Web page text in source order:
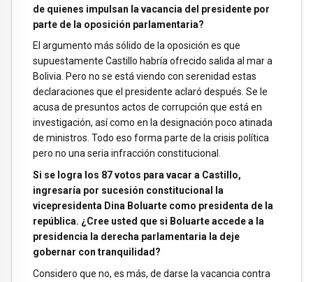
de quienes impulsan la vacancia del presidente por
parte de la oposición parlamentaria?
El argumento más sólido de la oposición es que
supuestamente Castillo habría ofrecido salida al mar a
Bolivia. Pero no se está viendo con serenidad estas
declaraciones que el presidente aclaró después. Se le
acusa de presuntos actos de corrupción que está en
investigación, así como en la designación poco atinada
de ministros. Todo eso forma parte de la crisis política
pero no una seria infracción constitucional.
Si se logra los 87 votos para vacar a Castillo,
ingresaría por sucesión constitucional la
vicepresidenta Dina Boluarte como presidenta de la
república. ¿Cree usted que si Boluarte accede a la
presidencia la derecha parlamentaria la deje
gobernar con tranquilidad?
Considero que no, es más, de darse la vacancia contra